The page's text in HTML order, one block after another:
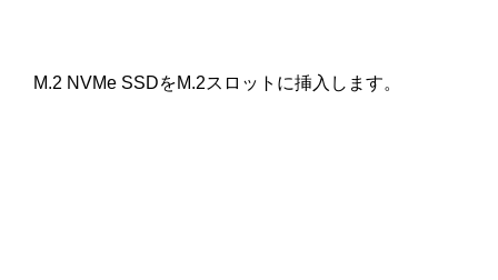
M.2 NVMe SSDをM.2スロットに挿入します。